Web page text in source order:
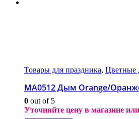
Товары для праздника,
МА0512 Дым Orange/
0 out of 5
Уточняйте цену в магазине